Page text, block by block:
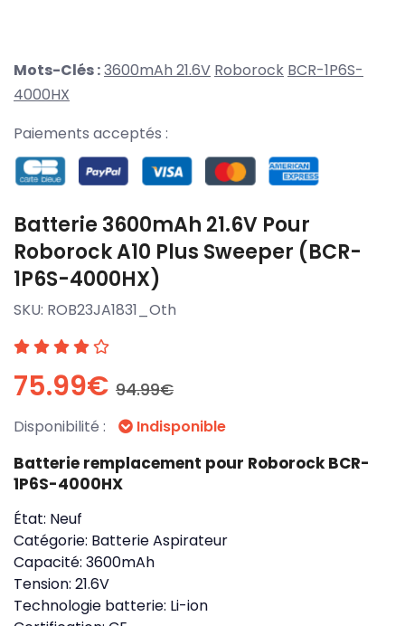
Mots-Clés :3600mAh 21.6V Roborock BCR-1P6S-
4000HX
Paiements acceptés :
Batterie 3600mAh 21.6V Pour
Roborock A10 Plus Sweeper (BCR-
1P6S-4000HX)
SKU: ROB23JA1831_Oth
75.99€ 94.99€
Disponibilité : Indisponible
Batterie remplacement pour Roborock BCR-
1P6S-4000HX
État: Neuf
Catégorie: Batterie Aspirateur
Capacité: 3600mAh
Tension: 21.6V
Technologie batterie: Li-ion